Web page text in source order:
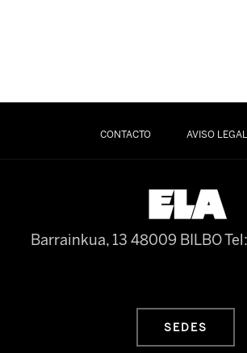
CONTACTO AVISO LEGAL
Barrainkua, 13 48009 BILBO
SEDES